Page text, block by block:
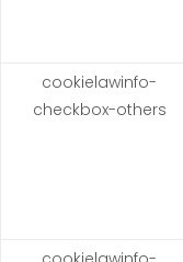
cookielawinfo-
checkbox-others